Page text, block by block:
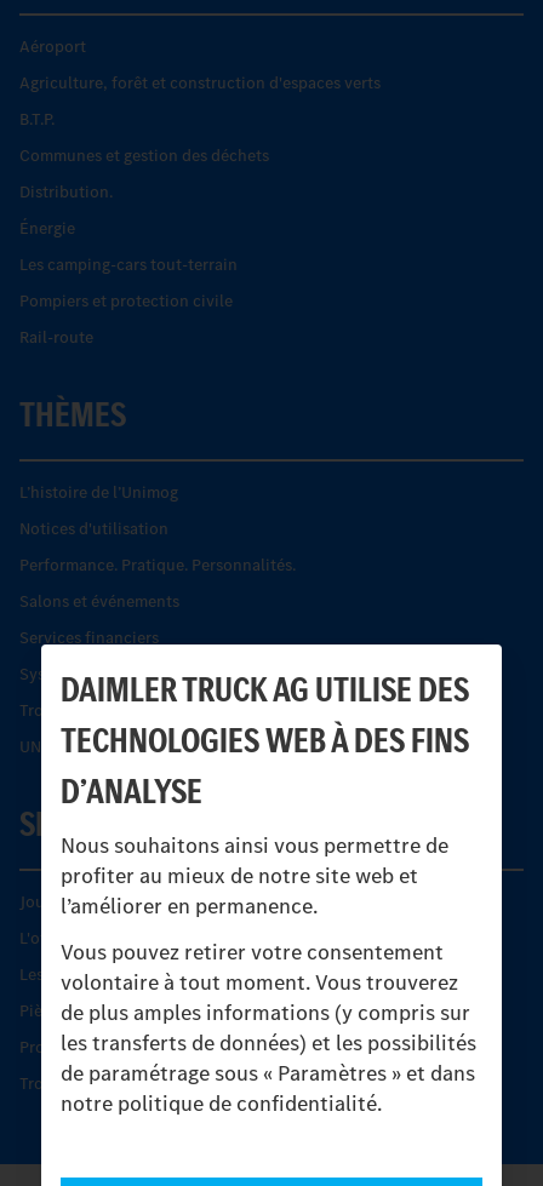
DAIMLER TRUCK AG UTILISE DES
TECHNOLOGIES WEB À DES FINS
D’ANALYSE
Nous souhaitons ainsi vous permettre de
profiter au mieux de notre site web et
l’améliorer en permanence.
Vous pouvez retirer votre consentement
volontaire à tout moment. Vous trouverez
de plus amples informations (y compris sur
les transferts de données) et les possibilités
de paramétrage sous « Paramètres » et dans
notre politique de confidentialité.
Aéroport
Agriculture, forêt et construction d'espaces verts
B.T.P.
Communes et gestion des déchets
Distribution.
Énergie
Les camping-cars tout-terrain
Pompiers et protection civile
Rail-route
THÈMES
L’histoire de l’Unimog
Notices d'utilisation
Performance. Pratique. Personnalités.
Salons et événements
Services financiers
Systèmes de sécurité Econic
Trouver un partenaire
UNI-TOUCH®
SERVICE
Journées diagnostic Technique S.A.V Unimog
L'offre de services Unimog
Les produits phares
Pièces d’origine
Protection et maintien de la valeur
Trouver un partenaire